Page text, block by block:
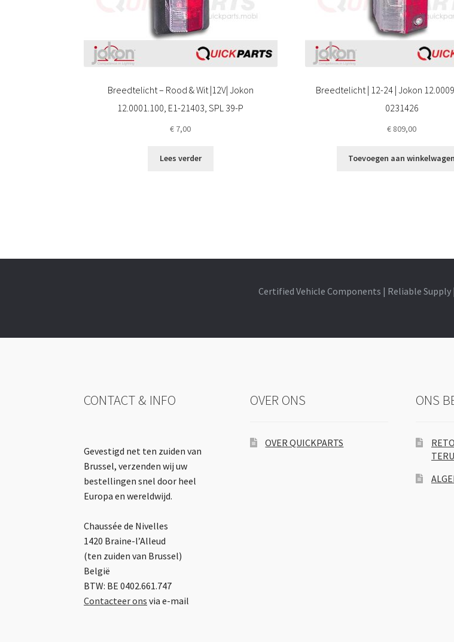
Breedtelicht – Rood & Wit |12V| Jokon
12.0001.100, E1-21403, SPL 39-P
€ 7,00
Lees verder
Breedtelicht | 12-24 | Jokon
0231426
€ 809,00
Toevoegen aan winkelwagen
Certified Vehicle Components | Reliable
CONTACT & INFO
Gevestigd net ten zuiden van
Brussel, verzenden wij uw
bestellingen snel door heel
Europa en wereldwijd.
Chaussée de Nivelles
1420 Braine-l’Alleud
(ten zuiden van Brussel)
België
BTW: BE 0402.661.747
Contacteer ons via e-mail
OVER ONS
OVER QUICKPARTS
ONS